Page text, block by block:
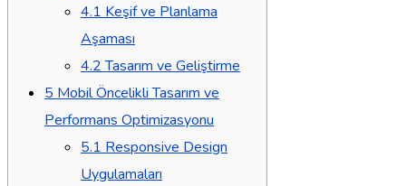
4.1 Keşif ve Planlama
Aşaması
4.2Tasarım ve Geliştirme
5 Mobil Öncelikli Tasarım ve
Performans Optimizasyonu
5.1 Responsive Design
Uygulamaları